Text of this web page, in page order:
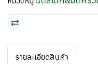
รายละเอียดสินค้า